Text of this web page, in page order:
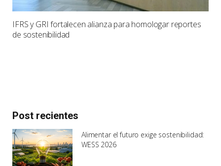
IFRS y GRI fortalecen alianza para homologar reportes
de sostenibilidad
Post recientes
Alimentar el futuro exige sostenibilidad:
WESS 2026